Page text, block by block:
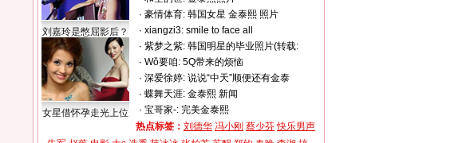
刘嘉玲是憋屈影后？
女星借怀孕走光上位
· 豪情体育: 韩国女星 金泰熙 照片
· xiangzi3: smile to face all
· 紫梦之紫: 韩国明星的毕业照片(转载:
· Wǒ要咱: 5Q带来的烦恼
· 深爱徐婷: 说说“中天”顺便还有金泰
· 蝶舞天涯: 金泰熙 新闻
· 宝哥家-: 完美金泰熙
热点标签： 刘德华 冯小刚 蔡少芬 快乐男声